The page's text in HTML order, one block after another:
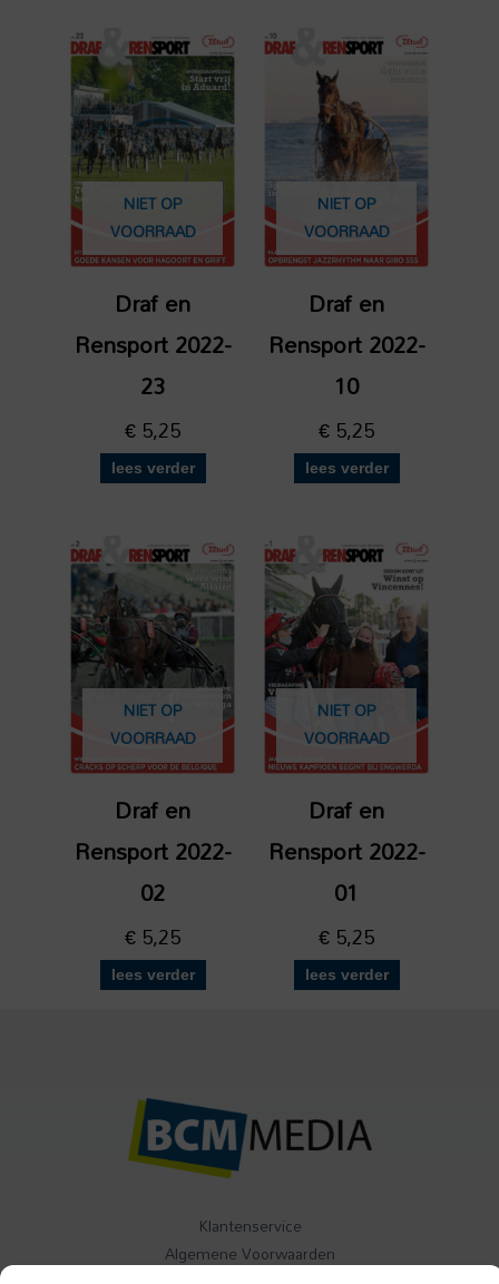
NIET OP
VOORRAAD
Draf en
Rensport 2022-
23
€5,25
lees verder
NIET OP
VOORRAAD
Draf en
Rensport 2022-
10
€5,25
lees verder
NIET OP
VOORRAAD
Draf en
Rensport 2022-
02
€5,25
lees verder
NIET OP
VOORRAAD
Draf en
Rensport 2022-
01
€5,25
lees verder
Klantenservice
Algemene Voorwaarden